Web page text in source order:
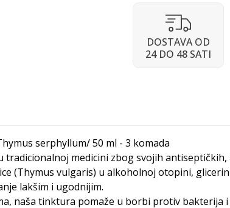
DOSTAVA OD
24 DO 48 SATI
serphyllum/ 50 ml - 3 komada
medicini zbog svojih
(Thymus vulgaris) u alkoholnoj otopini,
lakšim i ugodnijim.
naša tinktura pomaže u borbi protiv bakterija i